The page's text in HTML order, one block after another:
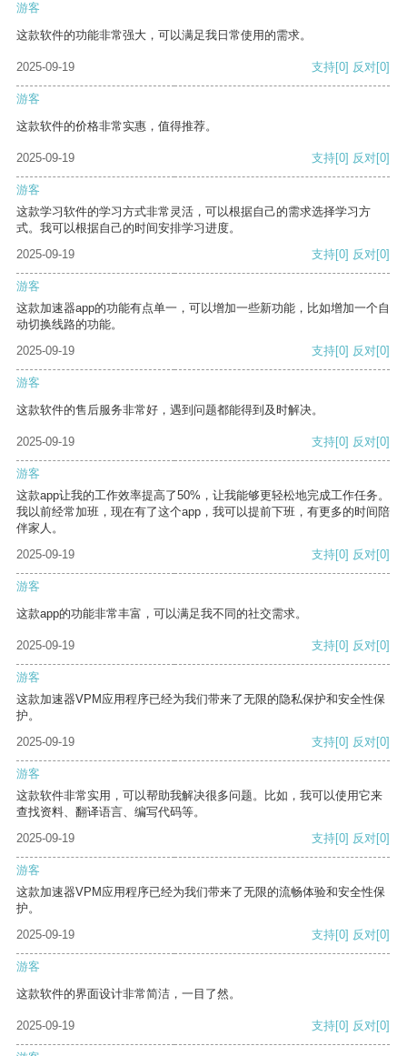
游客
这款软件的功能非常强大，可以满足我日常使用的需求。
2025-09-19 支持[0] 反对[0]
游客
这款软件的价格非常实惠，值得推荐。
2025-09-19 支持[0] 反对[0]
游客
这款学习软件的学习方式非常灵活，可以根据自己的需求选择学习方
式。我可以根据自己的时间安排学习进度。
2025-09-19
支持[0] 反对[0]
游客
这款加速器app的功能有点单一，可以增加一些新功能，比如增加一个自
动切换线路的功能。
2025-09-19
支持[0] 反对[0]
游客
这款软件的售后服务非常好，遇到问题都能得到及时解决。
2025-09-19 支持[0] 反对[0]
游客
这款app让我的工作效率提高了50%，让我能够更轻松地完成工作任务。
我以前经常加班，现在有了这个app，我可以提前下班，有更多的时间陪
伴家人。
2025-09-19
支持[0] 反对[0]
游客
这款app的功能非常丰富，可以满足我不同的社交需求。
2025-09-19 支持[0] 反对[0]
游客
这款加速器VPM应用程序已经为我们带来了无限的隐私保护和安全性保
护。
2025-09-19
支持[0] 反对[0]
游客
这款软件非常实用，可以帮助我解决很多问题。比如，我可以使用它来
查找资料、翻译语言、编写代码等。
2025-09-19
支持[0] 反对[0]
游客
这款加速器VPM应用程序已经为我们带来了无限的流畅体验和安全性保
护。
2025-09-19
支持[0] 反对[0]
游客
这款软件的界面设计非常简洁，一目了然。
2025-09-19 支持[0] 反对[0]